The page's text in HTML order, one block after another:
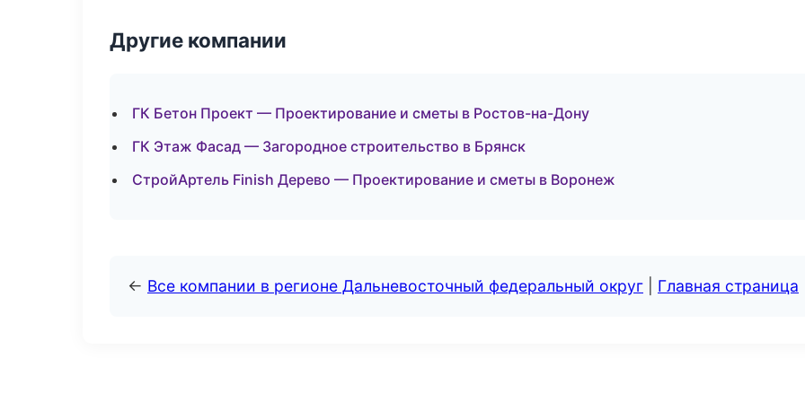
Другие компании
ГК Бетон Проект — Проектирование и сметы в Ростов-на-Дону
ГК Этаж Фасад — Загородное строительство в Брянск
СтройАртель Finish Дерево — Проектирование и сметы в Воронеж
← Все компании в регионе Дальневосточный федеральный округ Главная страница